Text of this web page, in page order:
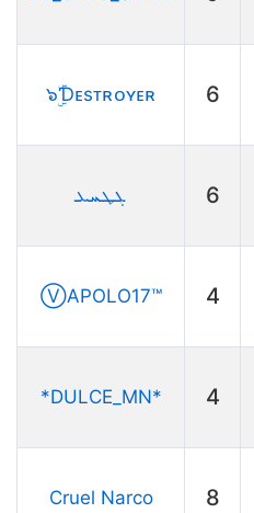
๖ۣۜƊᴇsᴛʀᴏʏᴇʀ 6
ܓܛܚܥ 6
ⓋAPOLO17™ 4
*DULCE_MN* 4
Cruel Narco 8